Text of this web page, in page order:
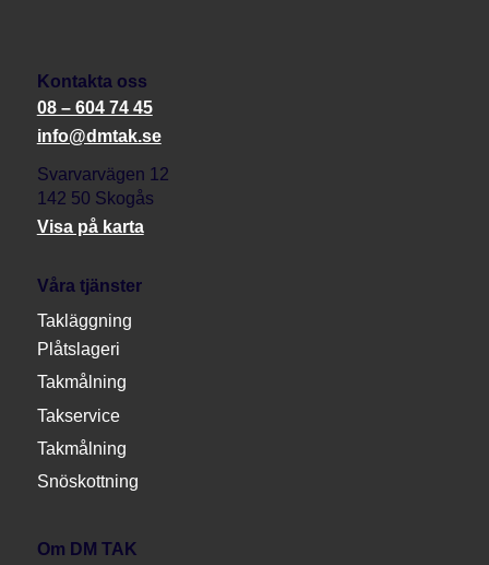
Kontakta oss
08 – 604 74 45
info@dmtak.se
Svarvarvägen 12
142 50 Skogås
Visa på karta
Våra tjänster
Takläggning
Plåtslageri
Takmålning
Takservice
Takmålning
Snöskottning
Om DM TAK